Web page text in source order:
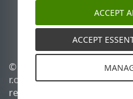
ESET Status Portal
Soporte regional
© 1992 - 2026 ESET, spol. s
r.o. - Todos los derechos
reservados.
ACCEPT
ACCEPT